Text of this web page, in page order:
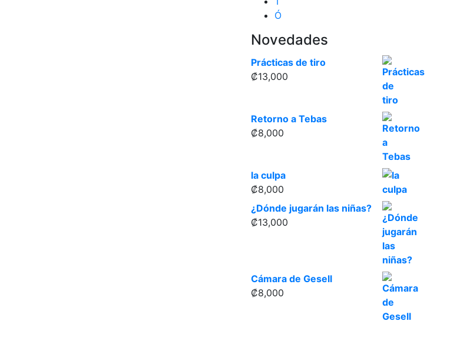
Ó
Novedades
Prácticas de tiro
₡13,000
Retorno a Tebas
₡8,000
la culpa
₡8,000
¿Dónde jugarán las niñas?
₡13,000
Cámara de Gesell
₡8,000